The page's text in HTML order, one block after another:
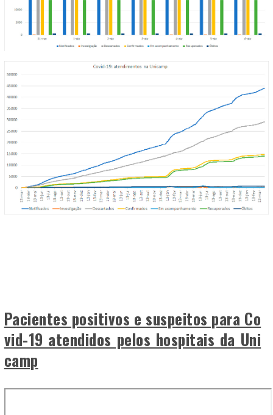
Pacientes positivos e suspeitos para Co
vid-19 atendidos pelos hospitais da Uni
camp